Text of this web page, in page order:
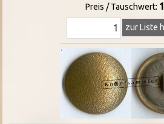
Preis / Tauschwert:
zur Liste